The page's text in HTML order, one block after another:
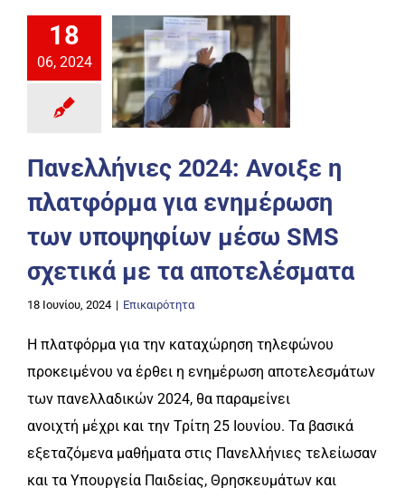
18
06, 2024
Πανελλήνιες 2024: Ανοιξε η
πλατφόρμα για ενημέρωση
των υποψηφίων μέσω SMS
σχετικά με τα αποτελέσματα
18 Ιουνίου, 2024 | Επικαιρότητα
Η πλατφόρμα για την καταχώρηση τηλεφώνου
προκειμένου να έρθει η ενημέρωση αποτελεσμάτων
των πανελλαδικών 2024, θα παραμείνει
ανοιχτή μέχρι και την Τρίτη 25 Ιουνίου. Τα βασικά
εξεταζόμενα μαθήματα στις Πανελλήνιες τελείωσαν
και τα Υπουργεία Παιδείας, Θρησκευμάτων και